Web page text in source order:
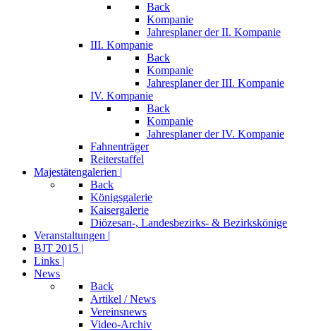
Back
Kompanie
Jahresplaner der II. Kompanie
III. Kompanie
Back
Kompanie
Jahresplaner der III. Kompanie
IV. Kompanie
Back
Kompanie
Jahresplaner der IV. Kompanie
Fahnenträger
Reiterstaffel
Majestätengalerien |
Back
Königsgalerie
Kaisergalerie
Diözesan-, Landesbezirks- & Bezirkskönige
Veranstaltungen |
BJT 2015 |
Links |
News
Back
Artikel / News
Vereinsnews
Video-Archiv